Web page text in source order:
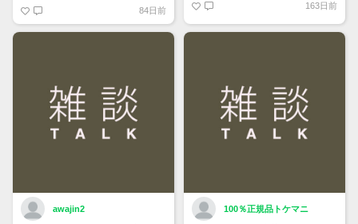
「下書き」へ戻ります。
トップページでお気に入り登録が
84日前 163日前
awajin2 100％正規品トケマニ